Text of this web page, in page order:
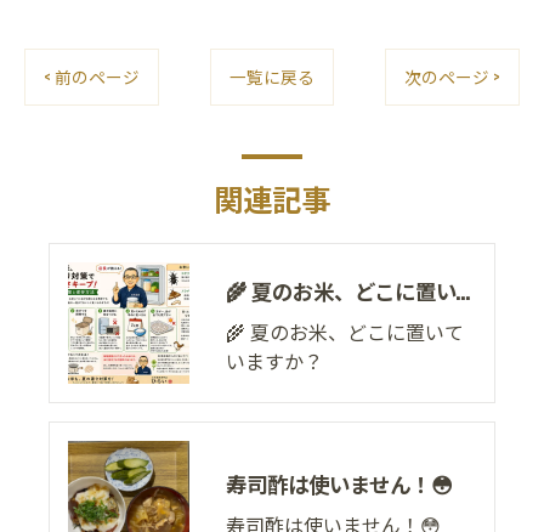
< 前のページ 一覧に戻る 次のページ >
関連記事
🌾 夏のお米、どこに置いていますか？
🌾 夏のお米、どこに置いて
いますか？
寿司酢は使いません！😳
寿司酢は使いません！😳